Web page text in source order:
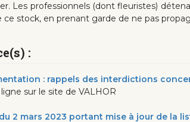
Les professionnels (dont fleuristes)
ce stock, en prenant garde de ne pas
:
: rappels des interdictions
ligne sur le site de VALHOR
2 mars 2023 portant mise à jour de la